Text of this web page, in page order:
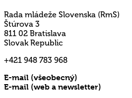
Rada mládeže Slovenska (RmS)
Štúrova 3
811 02 Bratislava
Slovak Republic
+421 948 783 968
E-mail (všeobecný)
E-mail (web a newsletter)